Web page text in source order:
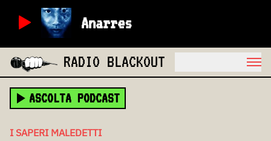
Anarres
RADIO BLACKOUT
ASCOLTA PODCAST
I SAPERI MALEDETTI